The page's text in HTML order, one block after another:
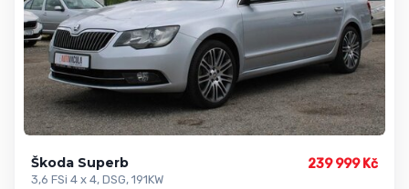
Škoda Superb
3,6 FSi 4 x 4, DSG, 191KW
239 999 Kč